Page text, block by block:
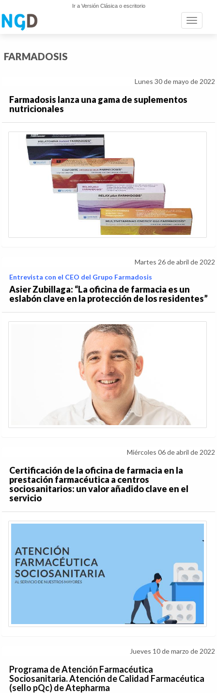
Ir a Versión Clásica o escritorio
Toggle
FARMADOSIS
Lunes 30 de mayo de 2022
Farmadosis lanza una gama de suplementos
nutricionales
Martes 26 de abril de 2022
Entrevista con el CEO del Grupo Farmadosis
Asier Zubillaga: “La oficina de farmacia es un
eslabón clave en la protección de los residentes”
Miércoles 06 de abril de 2022
Certificación de la oficina de farmacia en la
prestación farmacéutica a centros
sociosanitarios: un valor añadido clave en el
servicio
Jueves 10 de marzo de 2022
Programa de Atención Farmacéutica
Sociosanitaria. Atención de Calidad Farmacéutica
(sello pQc) de Atepharma